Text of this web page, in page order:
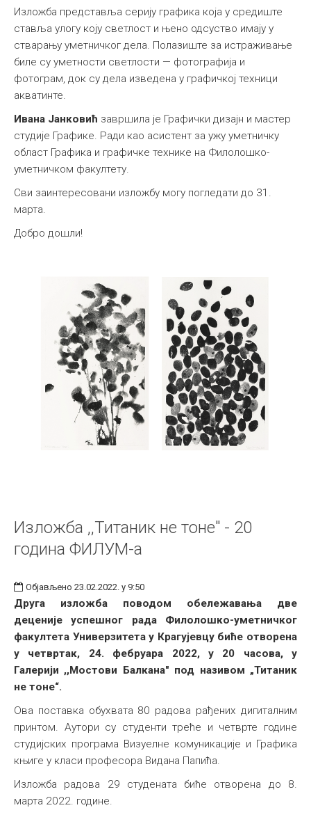
Изложба представља серију графика која у средиште
ставља улогу коју светлост и њено одсуство имају у
стварању уметничког дела. Полазиште за истраживање
биле су уметности светлости — фотографија и
фотограм, док су дела изведена у графичкој техници
акватинте.
Ивана Јанковић завршила је Графички дизајн и мастер
студије Графике. Ради као асистент за ужу уметничку
област Графика и графичке технике на Филолошко-
уметничком факултету.
Сви заинтересовани изложбу могу погледати до 31.
марта.
Добро дошли!
Изложба ,,Титаник не тоне" - 20
година ФИЛУМ-а
Објављено 23.02.2022. у 9:50
Друга изложба поводом обележавања две
деценије успешног рада Филолошко-уметничког
факултета Универзитета у Крагујевцу биће отворена
у четвртак, 24. фебруара 2022, у 20 часова, у
Галерији ,,Мостови Балкана" под називом „Титаник
не тоне“.
Ова поставка обухвата 80 радова рађених дигиталним
принтом. Аутори су студенти треће и четврте године
студијских програма Визуелне комуникације и Графика
књиге у класи професора Видана Папића.
Изложба радова 29 студената биће отворена до 8.
марта 2022. године.